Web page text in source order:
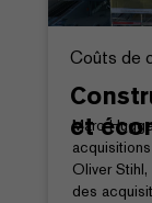
Coûts de
et
Marc
Oliver
des